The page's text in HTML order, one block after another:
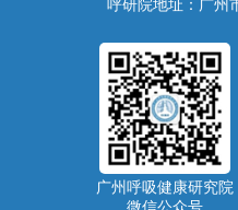
呼研院地址：广州
广州呼吸健康研究院